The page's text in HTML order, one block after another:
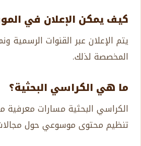
كيف يمكن الإعلان في
يتم الإعلان عبر القنوات الرسمية
المخصصة لذلك.
ما هي الكراسي البحثية؟
الكراسي البحثية مسارات
تنظيم محتوى موسوعي حول